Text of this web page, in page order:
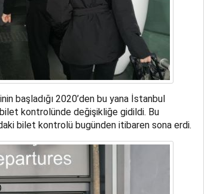
başladığı 2020’den bu yana İstanbul
kontrolünde değişikliğe gidildi. Bu
bilet kontrolü bugünden itibaren sona erdi.